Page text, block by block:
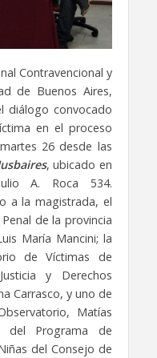
Contravencional y
de Buenos Aires,
diálogo convocado
en el proceso
26 desde las
, ubicado en
A. Roca 534.
a la magistrada, el
de la provincia
María Mancini; la
de Víctimas de
y Derechos
Carrasco, y uno de
Matías
del Programa de
del Consejo de